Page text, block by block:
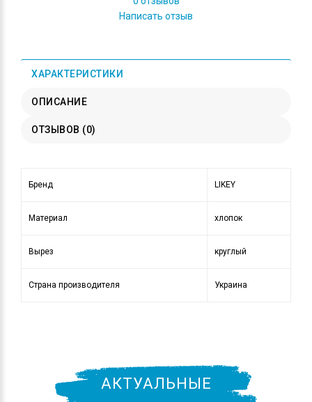
Написать отзыв
ХАРАКТЕРИСТИКИ
ОПИСАНИЕ
ОТЗЫВОВ (0)
Бренд LIKEY
Материал хлопок
Вырез круглый
Страна производителя Украина
АКТУАЛЬНЫЕ